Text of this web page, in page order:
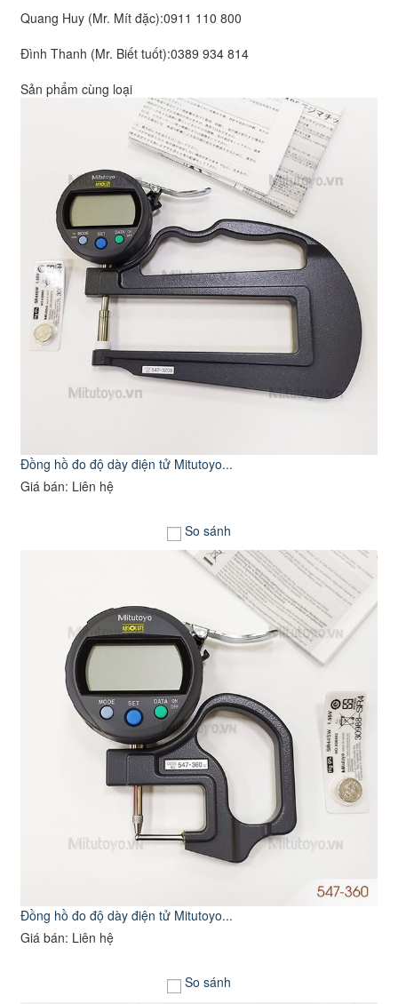
Quang Huy (Mr. Mít đặc):0911 110 800
Đình Thanh (Mr. Biết tuốt):0389 934 814
Sản phẩm cùng loại
Đồng hồ đo độ dày điện tử Mitutoyo...
Giá bán: Liên hệ
So sánh
Đồng hồ đo độ dày điện tử Mitutoyo...
Giá bán: Liên hệ
So sánh